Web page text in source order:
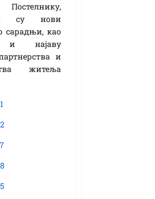
су нови
сарадњи, као
и најаву
и
житеља